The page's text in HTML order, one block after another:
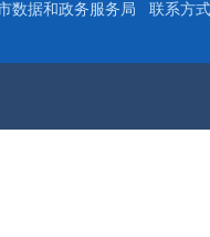
数据和政务服务局 联系方